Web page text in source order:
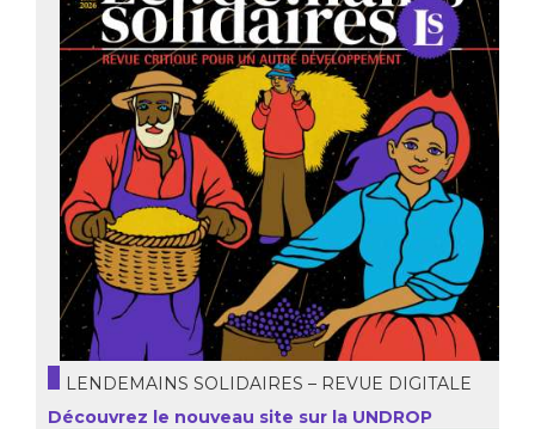
LENDEMAINS SOLIDAIRES – REVUE DIGITALE
Découvrez le nouveau site sur la UNDROP